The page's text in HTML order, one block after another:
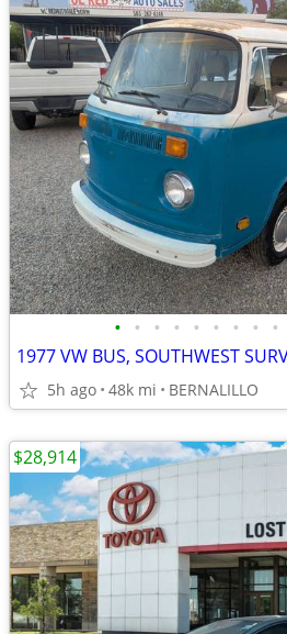
• • • • • • • • •
5h ago 48k mi BERNALILLO
$28,914